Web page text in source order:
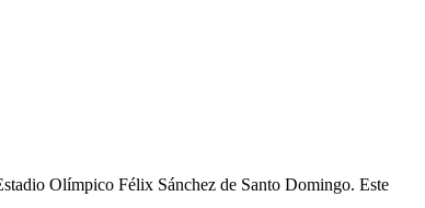
Olímpico Félix Sánchez de Santo Domingo. Este